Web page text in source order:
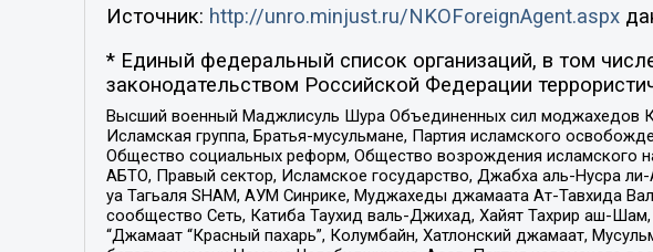
Источник: http://unro.minjust.ru/NKOForeignAgent.aspx
* Единый федеральный список организаций, в том
законодательством Российской Федерации
Высший военный Маджлисуль Шура Объединенных сил моджахедов
Исламская группа, Братья-мусульмане, Партия исламского
Общество социальных реформ, Общество возрождения
АБТО, Правый сектор, Исламское государство, Джабха аль-Нусра
уа Тагьаля SHAM, АУМ Синрике, Муджахеды джамаата Ат-Тавхида
сообщество Сеть, Катиба Таухид валь-Джихад, Хайят Тахрир аш-
“Джамаат “Красный пахарь”, Колумбайн, Хатлонский джамаат,